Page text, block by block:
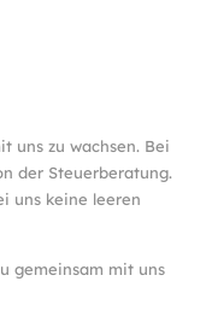
uns zu wachsen. Bei
der Steuerberatung.
uns keine leeren
gemeinsam mit uns